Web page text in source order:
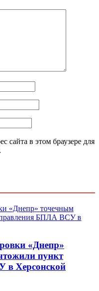
сайта в этом браузере для
«Днепр»
пункт
в Херсонской